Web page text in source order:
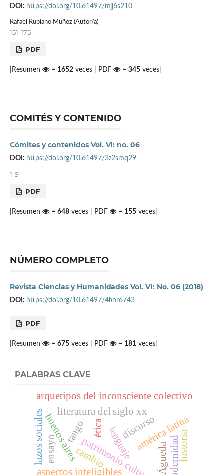
DOI: https://doi.org/10.61497/mjj6s210
Rafael Rubiano Muñoz (Autor/a)
151-175
PDF
|Resumen = 1652veces | PDF = 345veces|
COMITÉS Y CONTENIDO
Cómites y contenidos Vol. VI: no. 06
DOI: https://doi.org/10.61497/3z2smq29
1-9
PDF
|Resumen = 648veces | PDF = 155veces|
NÚMERO COMPLETO
Revista Ciencias y Humanidades Vol. VI: No. 06 (2018)
DOI: https://doi.org/10.61497/4bhr6743
PDF
|Resumen = 675veces | PDF = 181veces|
PALABRAS CLAVE
tango
aspectos inteligibles
buenos aires
arquetipos del inconsciente colectivo
lazos sociales modernidad
lenguajediscurso
américa latina
literatura del siglo xx
ensayo Águeda historia
cambio
ética